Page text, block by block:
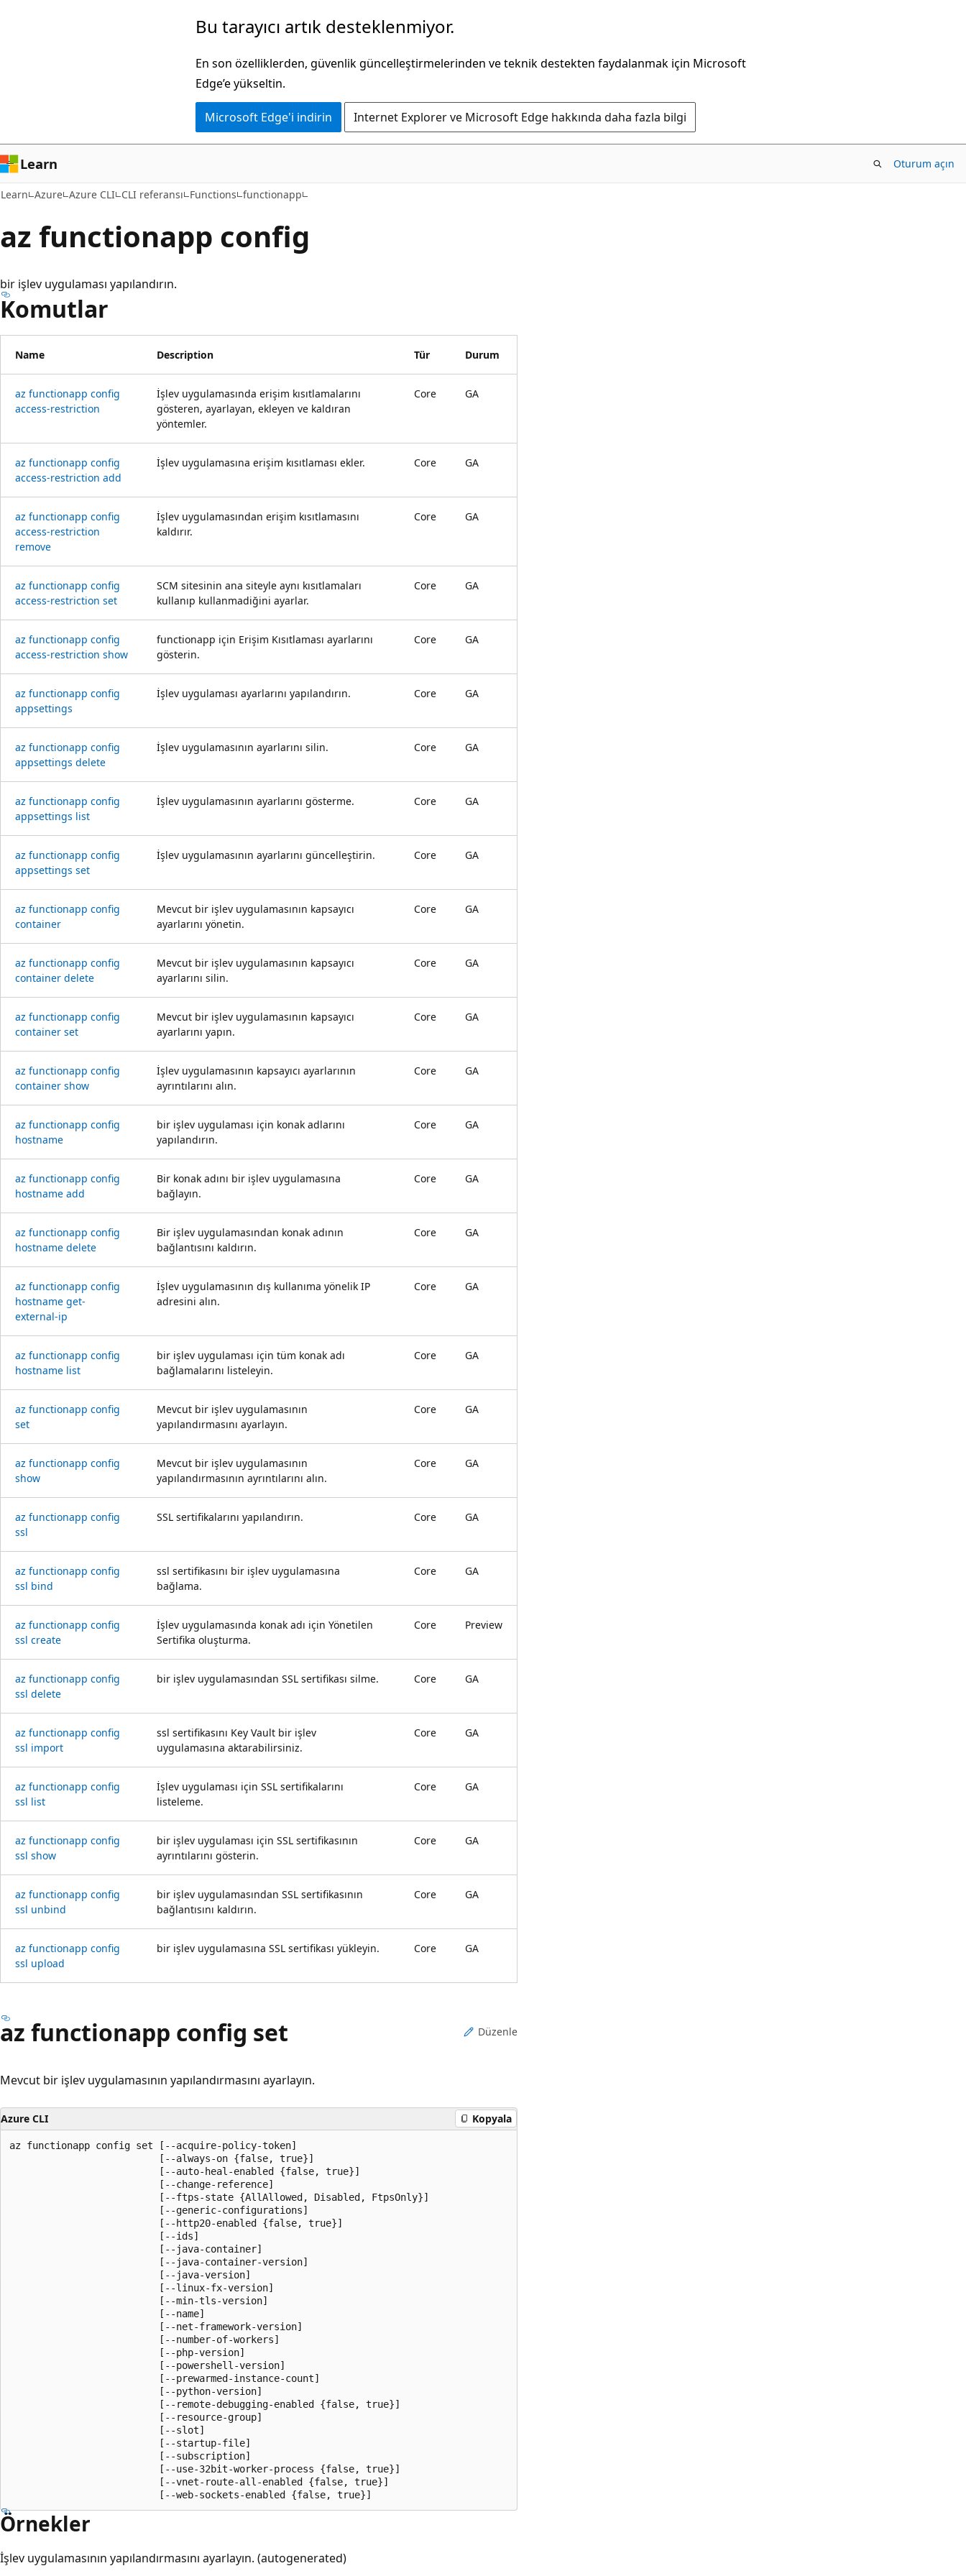
Bu tarayıcı artık desteklenmiyor.
En son özelliklerden, güvenlik güncelleştirmelerinden ve teknik destekten faydalanmak için Microsoft
Edge’e yükseltin.
Microsoft Edge'i indirin Internet Explorer ve Microsoft Edge hakkında daha fazla bilgi
Learn Oturum açın
Learn Azure Azure CLI CLI referansı Functions functionapp
az functionapp config
bir işlev uygulaması yapılandırın.
Komutlar
Name Description Tür Durum
az functionapp config
access-restriction
İşlev uygulamasında erişim kısıtlamalarını
gösteren, ayarlayan, ekleyen ve kaldıran
yöntemler.
Core GA
az functionapp config
access-restriction add
İşlev uygulamasına erişim kısıtlaması ekler. Core GA
az functionapp config
access-restriction
remove
İşlev uygulamasından erişim kısıtlamasını
kaldırır.
Core GA
az functionapp config
access-restriction set
SCM sitesinin ana siteyle aynı kısıtlamaları
kullanıp kullanmadiğini ayarlar.
Core GA
az functionapp config
access-restriction show
functionapp için Erişim Kısıtlaması ayarlarını
gösterin.
Core GA
az functionapp config
appsettings
İşlev uygulaması ayarlarını yapılandırın. Core GA
az functionapp config
appsettings delete
İşlev uygulamasının ayarlarını silin. Core GA
az functionapp config
appsettings list
İşlev uygulamasının ayarlarını gösterme. Core GA
az functionapp config
appsettings set
İşlev uygulamasının ayarlarını güncelleştirin. Core GA
az functionapp config
container
Mevcut bir işlev uygulamasının kapsayıcı
ayarlarını yönetin.
Core GA
az functionapp config
container delete
Mevcut bir işlev uygulamasının kapsayıcı
ayarlarını silin.
Core GA
az functionapp config
container set
Mevcut bir işlev uygulamasının kapsayıcı
ayarlarını yapın.
Core GA
az functionapp config
container show
İşlev uygulamasının kapsayıcı ayarlarının
ayrıntılarını alın.
Core GA
az functionapp config
hostname
bir işlev uygulaması için konak adlarını
yapılandırın.
Core GA
az functionapp config
hostname add
Bir konak adını bir işlev uygulamasına
bağlayın.
Core GA
az functionapp config
hostname delete
Bir işlev uygulamasından konak adının
bağlantısını kaldırın.
Core GA
az functionapp config
hostname get-
external-ip
İşlev uygulamasının dış kullanıma yönelik IP
adresini alın.
Core GA
az functionapp config
hostname list
bir işlev uygulaması için tüm konak adı
bağlamalarını listeleyin.
Core GA
az functionapp config
set
Mevcut bir işlev uygulamasının
yapılandırmasını ayarlayın.
Core GA
az functionapp config
show
Mevcut bir işlev uygulamasının
yapılandırmasının ayrıntılarını alın.
Core GA
az functionapp config
ssl
SSL sertifikalarını yapılandırın. Core GA
az functionapp config
ssl bind
ssl sertifikasını bir işlev uygulamasına
bağlama.
Core GA
az functionapp config
ssl create
İşlev uygulamasında konak adı için Yönetilen
Sertifika oluşturma.
Core Preview
az functionapp config
ssl delete
bir işlev uygulamasından SSL sertifikası silme. Core GA
az functionapp config
ssl import
ssl sertifikasını Key Vault bir işlev
uygulamasına aktarabilirsiniz.
Core GA
az functionapp config
ssl list
İşlev uygulaması için SSL sertifikalarını
listeleme.
Core GA
az functionapp config
ssl show
bir işlev uygulaması için SSL sertifikasının
ayrıntılarını gösterin.
Core GA
az functionapp config
ssl unbind
bir işlev uygulamasından SSL sertifikasının
bağlantısını kaldırın.
Core GA
az functionapp config
ssl upload
bir işlev uygulamasına SSL sertifikası yükleyin. Core GA
az functionapp config set Düzenle
Mevcut bir işlev uygulamasının yapılandırmasını ayarlayın.
Azure CLI Kopyala
az functionapp config set [--acquire-policy-token]
                          [--always-on {false, true}]
                          [--auto-heal-enabled {false, true}]
                          [--change-reference]
                          [--ftps-state {AllAllowed, Disabled, FtpsOnly}]
                          [--generic-configurations]
                          [--http20-enabled {false, true}]
                          [--ids]
                          [--java-container]
                          [--java-container-version]
                          [--java-version]
                          [--linux-fx-version]
                          [--min-tls-version]
                          [--name]
                          [--net-framework-version]
                          [--number-of-workers]
                          [--php-version]
                          [--powershell-version]
                          [--prewarmed-instance-count]
                          [--python-version]
                          [--remote-debugging-enabled {false, true}]
                          [--resource-group]
                          [--slot]
                          [--startup-file]
                          [--subscription]
                          [--use-32bit-worker-process {false, true}]
                          [--vnet-route-all-enabled {false, true}]
                          [--web-sockets-enabled {false, true}]
Örnekler
İşlev uygulamasının yapılandırmasını ayarlayın. (autogenerated)